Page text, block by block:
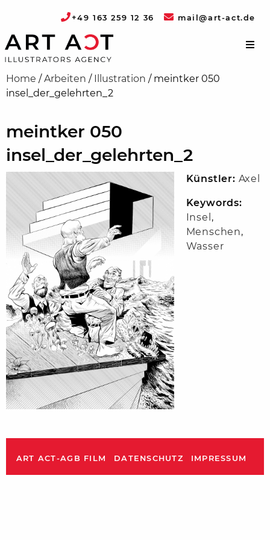
+49 163 259 12 36 mail@art-act.de
Home /Arbeiten / Illustration / meintker 050
insel_der_gelehrten_2
meintker 050
insel_der_gelehrten_2
Künstler: Axel
Keywords:
Insel ,
Menschen,
Wasser
ART ACT-AGB FILM DATENSCHUTZ IMPRESSUM